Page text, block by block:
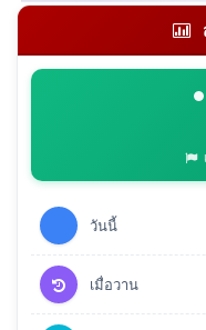
วันนี้
เมื่อวาน